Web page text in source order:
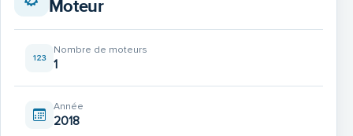
Moteur
Nombre de moteurs
1
Année
2018